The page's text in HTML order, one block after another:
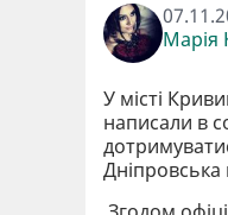
Марія
У місті
написали в